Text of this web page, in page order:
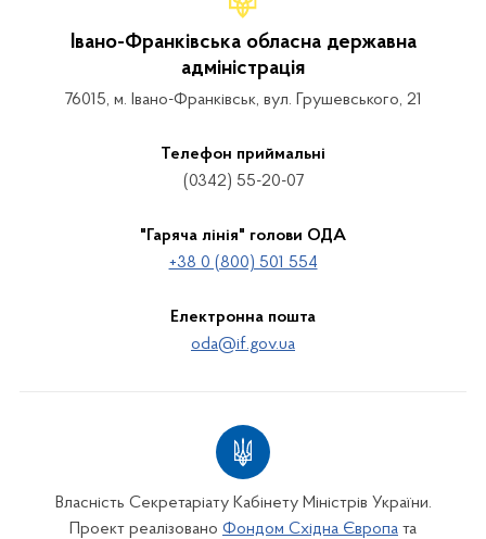
Івано-Франківська обласна державна
адміністрація
76015, м. Івано-Франківськ, вул. Грушевського, 21
Телефон приймальні
(0342) 55-20-07
"Гаряча лінія" голови ОДА
+38 0 (800) 501 554
Електронна пошта
oda@if.gov.ua
Власність Секретаріату Кабінету Міністрів України.
Проект реалізовано Фондом Східна Європа та